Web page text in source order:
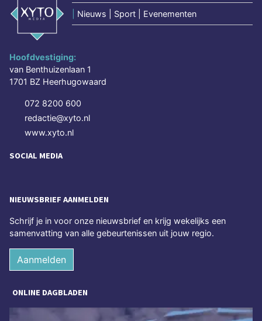
Nieuws | Sport | Evenementen
Hoofdvestiging:
van Benthuizenlaan 1
1701 BZ Heerhugowaard
072 8200 600
redactie@xyto.nl
www.xyto.nl
SOCIAL MEDIA
NIEUWSBRIEF AANMELDEN
Schrijf je in voor onze nieuwsbrief en krijg wekelijks een
samenvatting van alle gebeurtenissen uit jouw regio.
Aanmelden
ONLINE DAGBLADEN